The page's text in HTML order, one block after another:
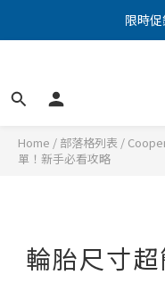
點擊加入
限時
點擊加入
Home / 部落格列表 /
單！新手必看攻略
輪胎尺寸